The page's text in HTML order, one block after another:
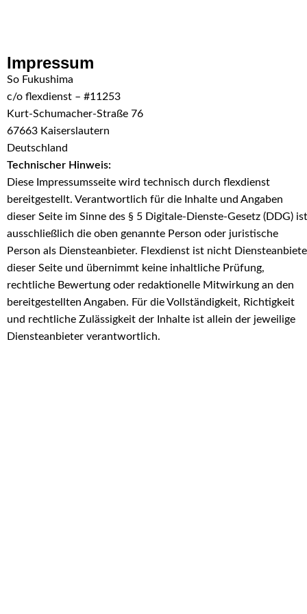
Impressum
So Fukushima
c/o flexdienst – #11253
Kurt-Schumacher-Straße 76
67663 Kaiserslautern
Deutschland
Technischer Hinweis:
Diese Impressumsseite wird technisch durch flexdienst
bereitgestellt. Verantwortlich für die Inhalte und Angaben
dieser Seite im Sinne des § 5 Digitale-Dienste-Gesetz (DDG) ist
ausschließlich die oben genannte Person oder juristische
Person als Diensteanbieter. Flexdienst ist nicht
dieser Seite und übernimmt keine inhaltliche Prüfung,
rechtliche Bewertung oder redaktionelle Mitwirkung an den
bereitgestellten Angaben. Für die Vollständigkeit, Richtigkeit
und rechtliche Zulässigkeit der Inhalte ist allein der jeweilige
Diensteanbieter verantwortlich.